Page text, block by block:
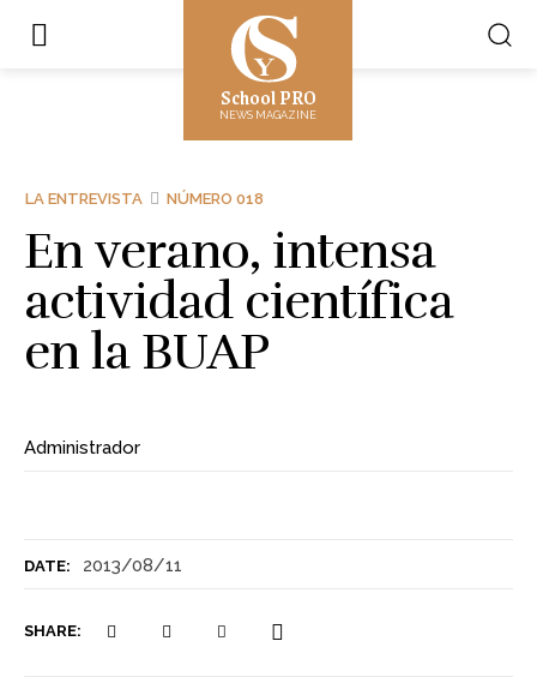
School PRO
NEWS MAGAZINE
DATE: 2013/08/11
SHARE:
LA ENTREVISTA NÚMERO 018
En verano, intensa
actividad científica
en la BUAP
Administrador